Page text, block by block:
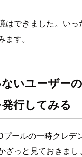
はできました。い
す。
いユーザー
行してみる
プールの一時クレデ
ざっと見ておきまし